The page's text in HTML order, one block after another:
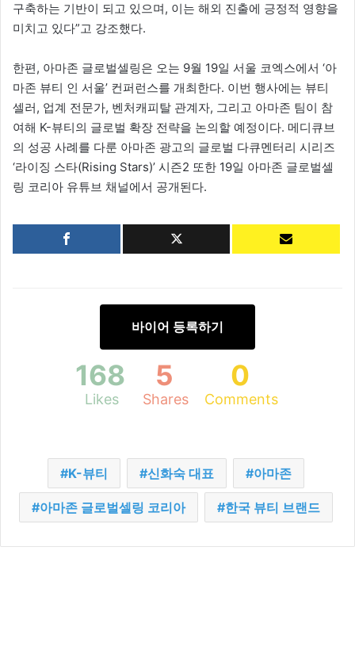
구축하는 기반이 되고 있으며, 이는 해외 진출에 긍정적 영향을
미치고 있다”고 강조했다.
한편, 아마존 글로벌셀링은 오는 9월 19일 서울 코엑스에서 ‘아
마존 뷰티 인 서울’ 컨퍼런스를 개최한다. 이번 행사에는 뷰티
셀러, 업계 전문가, 벤처캐피탈 관계자, 그리고 아마존 팀이 참
여해 K-뷰티의 글로벌 확장 전략을 논의할 예정이다. 메디큐브
의 성공 사례를 다룬 아마존 광고의 글로벌 다큐멘터리 시리즈
‘라이징 스타(Rising Stars)’ 시즌2 또한 19일 아마존 글로벌셀
링 코리아 유튜브 채널에서 공개된다.
바이어 등록하기
168
Likes
5
Shares
0
Comments
K-뷰티 신화숙 대표 아마존
아마존 글로벌셀링 코리아 한국 뷰티 브랜드